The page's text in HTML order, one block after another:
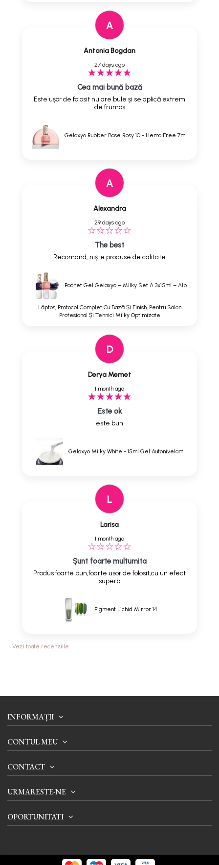
A
Antonia Bogdan
27 days ago
Cea mai bună bază
Este ușor de folosit nu are bule și se aplică extrem
de frumos
Gelaxyo Rubber Base Rosy 10 - Hema Free 7ml
A
Alexandra
29 days ago
The best
Recomand, niște produse de calitate
Pachet Gel Gelaxyo – Milky Set A 3x15ml – Alb
Lăptos, Protocol Complet Cu Bază Și Finish, Pentru Salon
Profesional Și Tehnici Milky Optimizate
D
Derya Memet
1 month ago
Este ok
este bun
Gelaxyo Milky White - 15ml Gel Autonivelant
L
Larisa
1 month ago
Șunt foarte multumita
Produs foarte bun,foarte usor de folosit,cu un efect
superb
Pigment Lichid Mirror 14
Vezi toate recenziile
INFORMAȚII
CONTUL MEU
CONTACT
URMARESTE-NE
OPORTUNITATI